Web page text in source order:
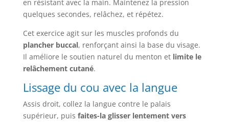
en résistant avec la main. Maintenez la pression
quelques secondes, relâchez, et répétez.
Cet exercice agit sur les muscles profonds du
plancher buccal, renforçant ainsi la base du visage.
Il améliore le soutien naturel du menton et limite le
relâchement cutané.
Lissage du cou avec la langue
Assis droit, collez la langue contre le palais
supérieur, puis faites-la glisser lentement vers